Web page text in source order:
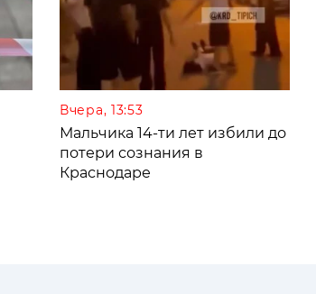
Вчера, 13:53
Мальчика 14-ти лет избили до
потери сознания в
Краснодаре